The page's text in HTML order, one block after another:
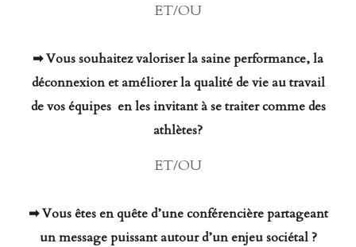
ET/OU
➡ Vous souhaitez valoriser la saine performance, la
déconnexion et améliorer la qualité de vie au travail
de vos équipes en les invitant à se traiter comme des
athlètes?
ET/OU
➡ Vous êtes en quête d’une conférencière partageant
un message puissant autour d’un enjeu sociétal ?